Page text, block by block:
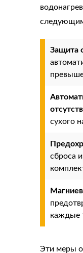
Защита
сухого
сброса
каждые
Эти меры